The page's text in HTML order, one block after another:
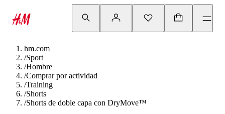
hm.com
/Sport
/Hombre
/Comprar por actividad
/Training
/Shorts
/Shorts de doble capa con DryMove™